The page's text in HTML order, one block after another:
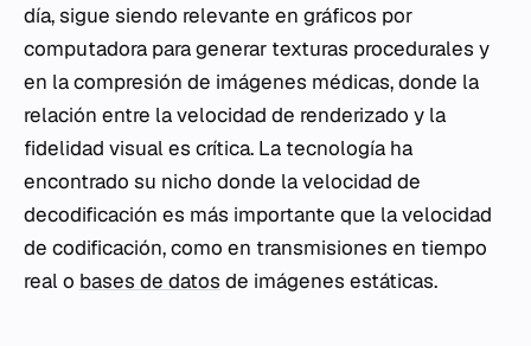
día, sigue siendo relevante en gráficos por
computadora para generar texturas procedurales y
en la compresión de imágenes médicas, donde la
relación entre la velocidad de renderizado y la
fidelidad visual es crítica. La tecnología ha
encontrado su nicho donde la velocidad de
decodificación es más importante que la velocidad
de codificación, como en transmisiones en tiempo
real o bases de datos de imágenes estáticas.